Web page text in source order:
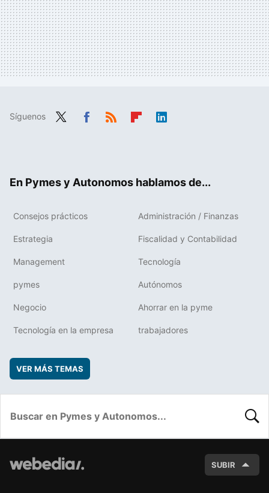
Síguenos
En Pymes y Autonomos hablamos de...
Consejos prácticos Administración / Finanzas
Estrategia Fiscalidad y Contabilidad
Management Tecnología
pymes Autónomos
Negocio Ahorrar en la pyme
Tecnología en la empresa trabajadores
VER MÁS TEMAS
SUBIR